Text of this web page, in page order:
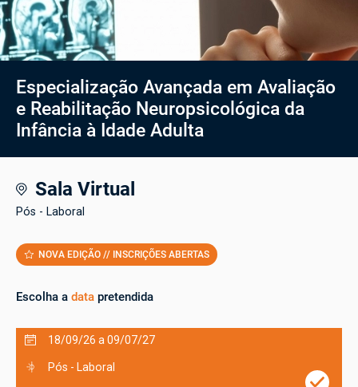
Especialização Avançada em Avaliação
e Reabilitação Neuropsicológica da
Infância à Idade Adulta
Sala Virtual
Pós - Laboral
NOVA EDIÇÃO // INSCRIÇÕES ABERTAS
Escolha a data pretendida
18/09/26 a 09/07/27
Pós - Laboral